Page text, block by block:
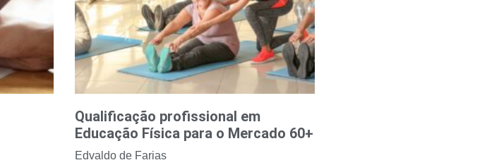
Qualificação profissional em
Educação Física para o Mercado 60+
Edvaldo de Farias